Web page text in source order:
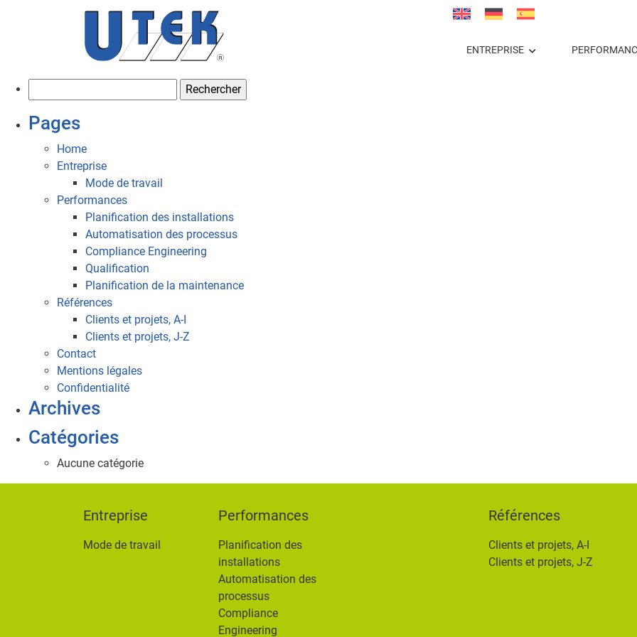
ENTREPRISE
e
c
Pages
Home
Entreprise
Mode de travail
Performances
Planification des installations
Automatisation des processus
Compliance Engineering
Qualification
Planification de la maintenance
Références
Clients et projets, A-I
Clients et projets, J-Z
Contact
Mentions légales
Confidentialité
Archives
Catégories
Aucune catégorie
Entreprise
Mode de travail
Performances
Planification des
installations
Automatisation des
processus
Compliance
Engineering
Références
Clients et projets, A-I
Clients et projets, J-Z